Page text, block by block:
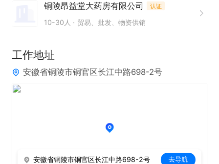
铜陵昂益堂大药房有限公司 认证
10-30人 贸易、批发、物资供销
工作地址
安徽省铜陵市铜官区长江中路698-2号
安徽省铜陵市铜官区长江中路698-2号 去导航